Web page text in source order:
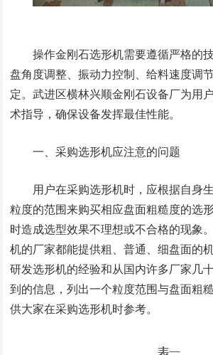
操作金刚石选形机需要遵循严格的
盘角度调整、振动力控制、给料速度调
定。武进区横林兴顺金刚石设备厂为用
术指导，确保设备发挥最佳性能。
一、采购选形机应注意的问题
用户在采购选形机时，应根据自身
粒度的范围来购买相应盘面粗糙度的选
时造成选型效果不理想或不合格的现象
机的厂家都能提供粗、普通、细盘面的
研发选形机的经验和从国内许多厂家几
到的信息，列出一个粒度范围与盘面粗
供大家在采购选形机时参考。